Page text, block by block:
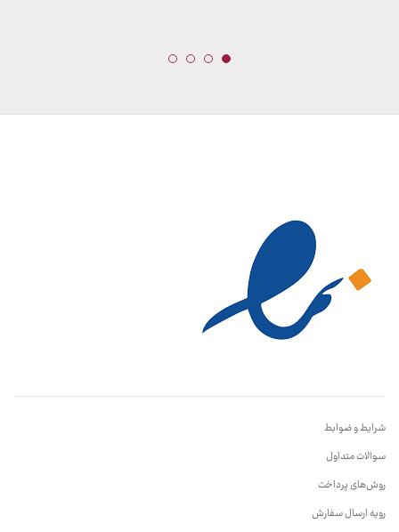
شرایط و ضوابط
سوالات متداول
روش‌های پرداخت
رویه ارسال سفارش